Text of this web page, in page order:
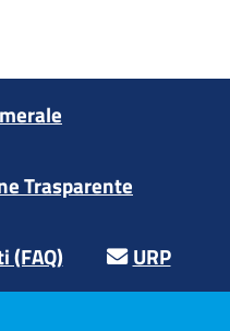
Trasparente
(FAQ) URP